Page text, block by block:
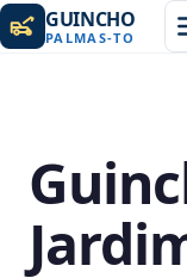
GUINCHO
PALMAS-TO